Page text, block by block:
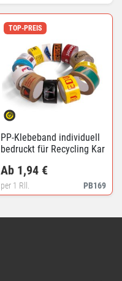
TOP-PREIS
PP-Klebeband individuell
bedruckt für Recycling Kar
PB169
Ab 1,94 €
per 1 Rll.